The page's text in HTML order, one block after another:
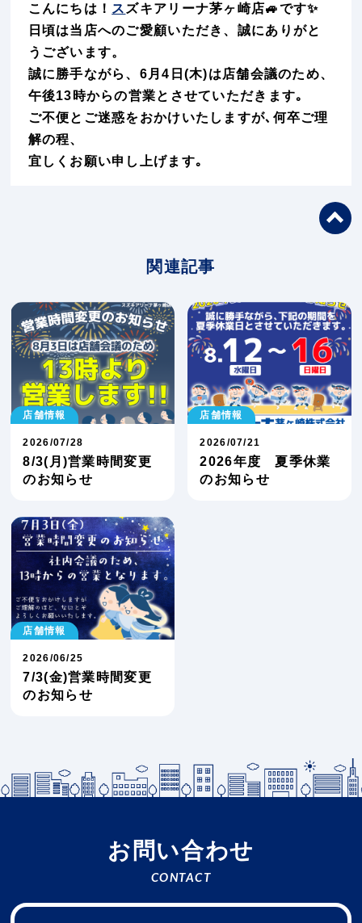
こんにちは！ ス ズキアリーナ茅ヶ崎店🚙です✨
日頃は当店へのご愛顧いただき、誠にありがと
うございます。
誠に勝手ながら、6月4日(木)は店舗会議のため、
午後13時からの営業とさせていただきます｡
ご不便とご迷惑をおかけいたしますが､何卒ご理
解の程、
宜しくお願い申し上げます｡
関連記事
店舗情報
2026/07/28
8/3(月)営業時間変更
のお知らせ
店舗情報
2026/07/21
2026年度 夏季休業
のお知らせ
店舗情報
2026/06/25
7/3(金)営業時間変更
のお知らせ
お問い合わせ
CONTACT